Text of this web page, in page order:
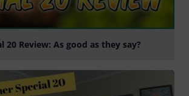
20 Review: As good as they say?